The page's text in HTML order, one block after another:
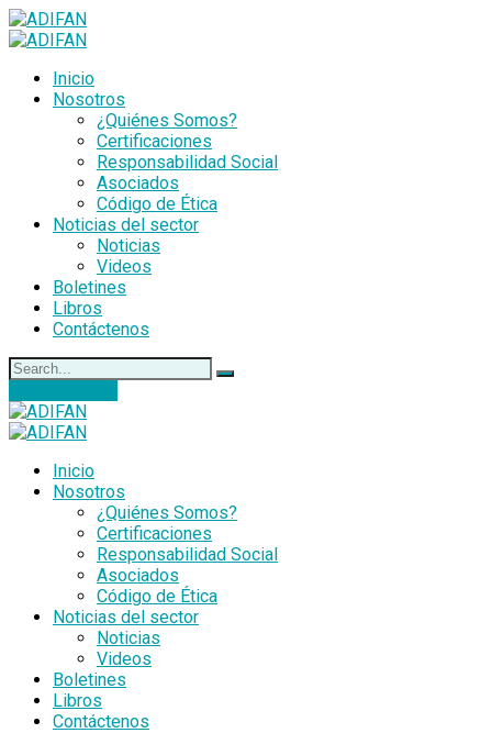
Inicio
Nosotros
¿Quiénes Somos?
Certificaciones
Responsabilidad Social
Asociados
Código de Ética
Noticias del sector
Noticias
Videos
Boletines
Libros
Contáctenos
Inicio
Nosotros
¿Quiénes Somos?
Certificaciones
Responsabilidad Social
Asociados
Código de Ética
Noticias del sector
Noticias
Videos
Boletines
Libros
Contáctenos